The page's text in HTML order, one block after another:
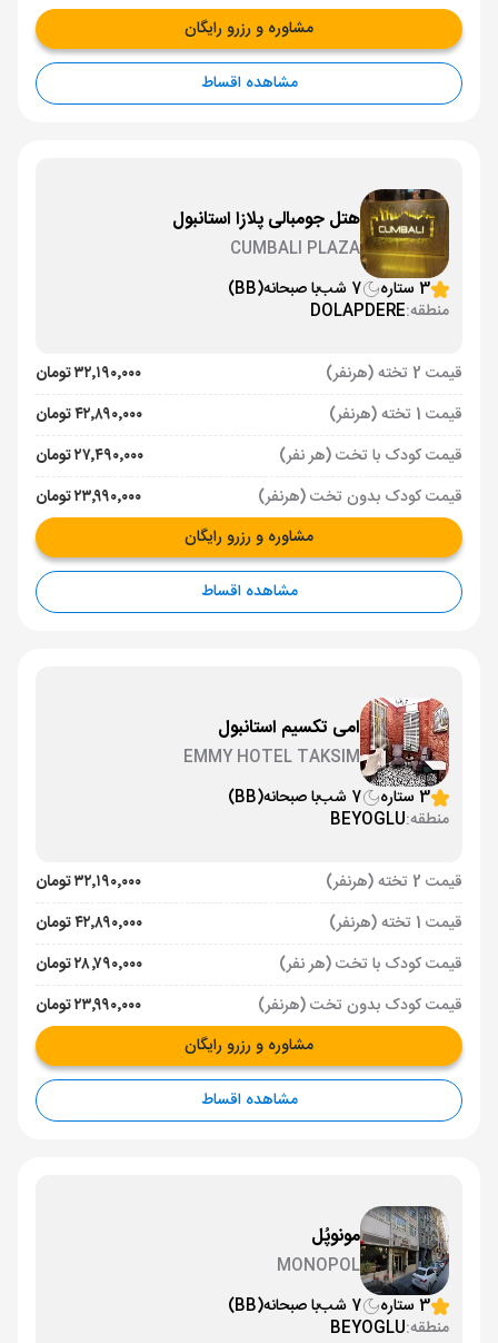
مشاوره و رزرو رایگان
مشاهده اقساط
هتل جومبالی پلازا استانبول
CUMBALI PLAZA
3 ستاره
7 شب با صبحانه(BB)
منطقه:DOLAPDERE
قیمت 2 تخته (هرنفر)
۳۲٬۱۹۰٬۰۰۰ تومان
قیمت 1 تخته (هرنفر)
۴۲٬۸۹۰٬۰۰۰ تومان
قیمت کودک با تخت (هر نفر)
۲۷٬۴۹۰٬۰۰۰ تومان
قیمت کودک بدون تخت (هرنفر)
۲۳٬۹۹۰٬۰۰۰ تومان
مشاوره و رزرو رایگان
مشاهده اقساط
امی تکسیم استانبول
EMMY HOTEL TAKSIM
3 ستاره
7 شب با صبحانه(BB)
منطقه:BEYOGLU
قیمت 2 تخته (هرنفر)
۳۲٬۱۹۰٬۰۰۰ تومان
قیمت 1 تخته (هرنفر)
۴۲٬۸۹۰٬۰۰۰ تومان
قیمت کودک با تخت (هر نفر)
۲۸٬۷۹۰٬۰۰۰ تومان
قیمت کودک بدون تخت (هرنفر)
۲۳٬۹۹۰٬۰۰۰ تومان
مشاوره و رزرو رایگان
مشاهده اقساط
مونوپُل
MONOPOL
3 ستاره
7 شب با صبحانه(BB)
منطقه:BEYOGLU